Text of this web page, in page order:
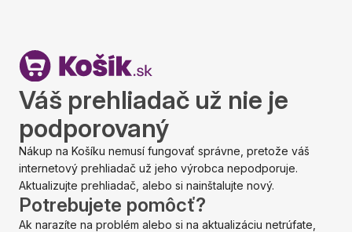
Váš prehliadač už nie je
podporovaný
Nákup na Košíku nemusí fungovať správne, pretože váš
internetový prehliadač už jeho výrobca nepodporuje.
Aktualizujte prehliadač, alebo si nainštalujte nový.
Potrebujete pomôcť?
Ak narazíte na problém alebo si na aktualizáciu netrúfate,